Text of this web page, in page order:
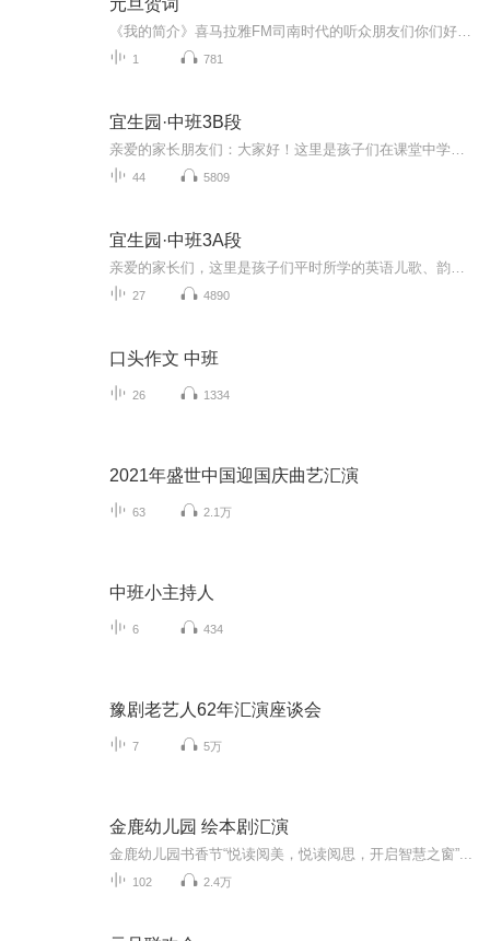
1 781
宜生园·中班3B段
44 5809
宜生园·中班3A段
27 4890
口头作文 中班
26 1334
2021年盛世中国迎国庆曲艺汇演
63 2.1万
中班小主持人
6 434
豫剧老艺人62年汇演座谈会
7 5万
金鹿幼儿园 绘本剧汇演
金鹿幼儿园书香节“悦读阅美，悦读阅思，开启智慧之窗”...
102 2.4万